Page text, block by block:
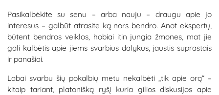
Pasikalbėkite su senu – arba nauju – draugu apie jo
interesus – galbūt atrasite ką nors bendro. Anot ekspertų,
būtent bendros veiklos, hobiai itin jungia žmones, mat jie
gali kalbėtis apie jiems svarbius dalykus, jaustis suprastais
ir panašiai.
Labai svarbu šių pokalbių metu nekalbėti „tik apie orą“ –
kitaip tariant, platonišką ryšį kuria gilios diskusijos apie